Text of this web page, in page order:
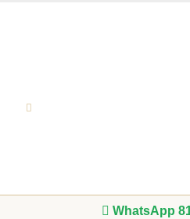
WhatsApp